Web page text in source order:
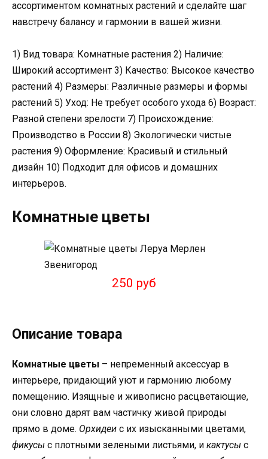
ассортиментом комнатных растений и сделайте шаг
навстречу балансу и гармонии в вашей жизни.
1) Вид товара: Комнатные растения 2) Наличие:
Широкий ассортимент 3) Качество: Высокое качество
растений 4) Размеры: Различные размеры и формы
растений 5) Уход: Не требует особого ухода 6) Возраст:
Разной степени зрелости 7) Происхождение:
Производство в России 8) Экологически чистые
растения 9) Оформление: Красивый и стильный
дизайн 10) Подходит для офисов и домашних
интерьеров.
Комнатные цветы
250 руб
Описание товара
Комнатные цветы – непременный аксессуар в
интерьере, придающий уют и гармонию любому
помещению. Изящные и живописно расцветающие,
они словно дарят вам частичку живой природы
прямо в доме. Орхидеи с их изысканными цветами,
фикусы с плотными зелеными листьями, и кактусы с